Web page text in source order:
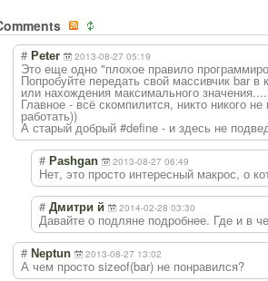
# Peter 2013-08-27 05:19
Это еще одно "плохое правило
Попробуйте передать свой массивчик bar
или нахождения максимального значения....
Главное - всё скомпилится, никто никого
работать))
А старый добрый #define - и здесь не
# Pashgan 2013-08-27 06:49
Нет, это просто интересный макрос, о
# Дмитри й 2014-02-28 03:30
Давайте о подляне подробнее. Где и в
# Neptun 2013-08-27 13:02
А чем просто sizeof(bar) не понравился?